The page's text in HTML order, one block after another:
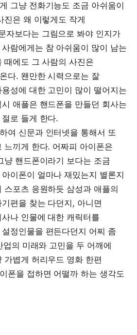
그냥 전화기능도 조금 아쉬움이
진은 왜 이렇게도 작게
자보다는 그림으로 봐야 인지가
람에게는 참 아쉬움이 많이 남는
때에도 그 사람의 사진은
다. 왠만한 시력으로는 잘
성에 대한 고민이 많이 떨어지는
애플은 핸드폰을 만들던 회사는
로 들게 한다.
여 신문과 인터넷을 통해서 또
느끼게 한다. 어짜피 아이폰은
냥 핸드폰이라기 보다는 조금
이폰이 얼마나 재밌는지 별론지
스포츠 응원하듯 삼성과 애플의
편을 찾는 다던지, 아니면
나 인물에 대한 캐릭터를
정인물을 편든다던지 어찌 좀
의 미래와 고민을 두 어깨에
가볍게 허리우드 영화 한편
폰을 접하면 어떨까 하는 생각도